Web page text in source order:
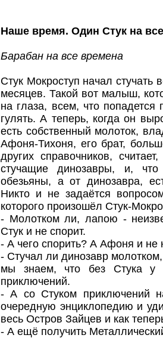
Наше время. Один Стук на
Барабан на все времена
Стук Мокроступ начал
месяцев. Такой вот малыш,
на глаза, всем, что
гулять. А теперь, когда он
есть собственный молоток,
Афоня-Тихоня, его брат,
других справочников,
стучащие динозавры, и,
обезьяны, а от динозавра,
Никто и не задаётся
которого произошёл Стук-
- Молотком ли, лапою -
Стук и не спорит.
- А чего спорить? А Афоня и не
- Стучал ли динозавр
мы знаем, что без Стука у
приключений.
- А со Стуком приключений
очередную энциклопедию и
весь Остров Зайцев и как
- А ещё получить